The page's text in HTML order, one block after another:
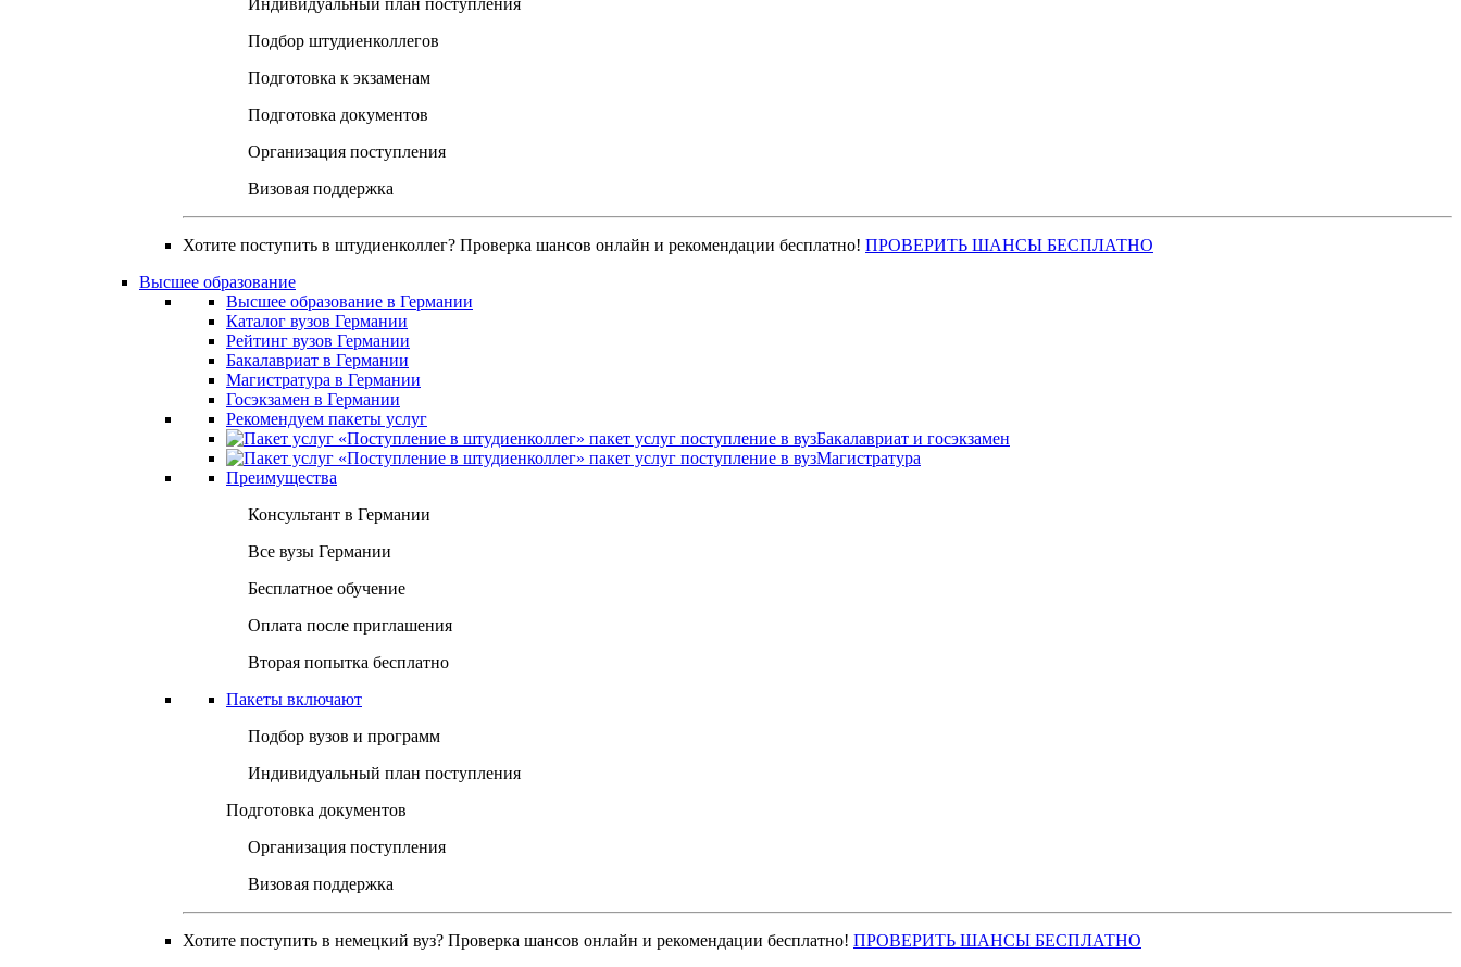
Индивидуальный план поступления
Подбор штудиенколлегов
Подготовка к экзаменам
Подготовка документов
Организация поступления
Визовая поддержка
Хотите поступить в штудиенколлег? Проверка шансов онлайн и рекомендации бесплатно! ПРОВЕРИТЬ ШАНСЫ БЕСПЛАТНО
Высшее образование
Высшее образование в Германии
Каталог вузов Германии
Рейтинг вузов Германии
Бакалавриат в Германии
Магистратура в Германии
Госэкзамен в Германии
Рекомендуем пакеты услуг
Бакалавриат и госэкзамен
Магистратура
Преимущества
Консультант в Германии
Все вузы Германии
Бесплатное обучение
Оплата после приглашения
Вторая попытка бесплатно
Пакеты включают
Подбор вузов и программ
Индивидуальный план поступления
Подготовка документов
Организация поступления
Визовая поддержка
Хотите поступить в немецкий вуз? Проверка шансов онлайн и рекомендации бесплатно! ПРОВЕРИТЬ ШАНСЫ БЕСПЛАТНО